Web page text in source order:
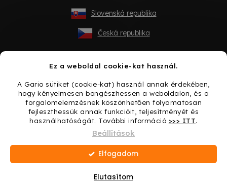
Ez a weboldal cookie-kat használ.
A Gario sütiket (cookie-kat) használ annak érdekében,
hogy kényelmesen böngészhessen a weboldalon, és a
forgalomelemzésnek köszönhetően folyamatosan
fejleszthessük annak funkcióit, teljesítményét és
használhatóságát. További információ >>> ITT.
Beállítások
Elutasítom
Elfogadom
Ajándék minden vásárláshoz → Lepje meg magát még
Slovenská republika
Česká republika
Shoptet készítette
Copyright 2026Gario.hu. Minden jog fenntartva.Süti
beállítások szerkesztése